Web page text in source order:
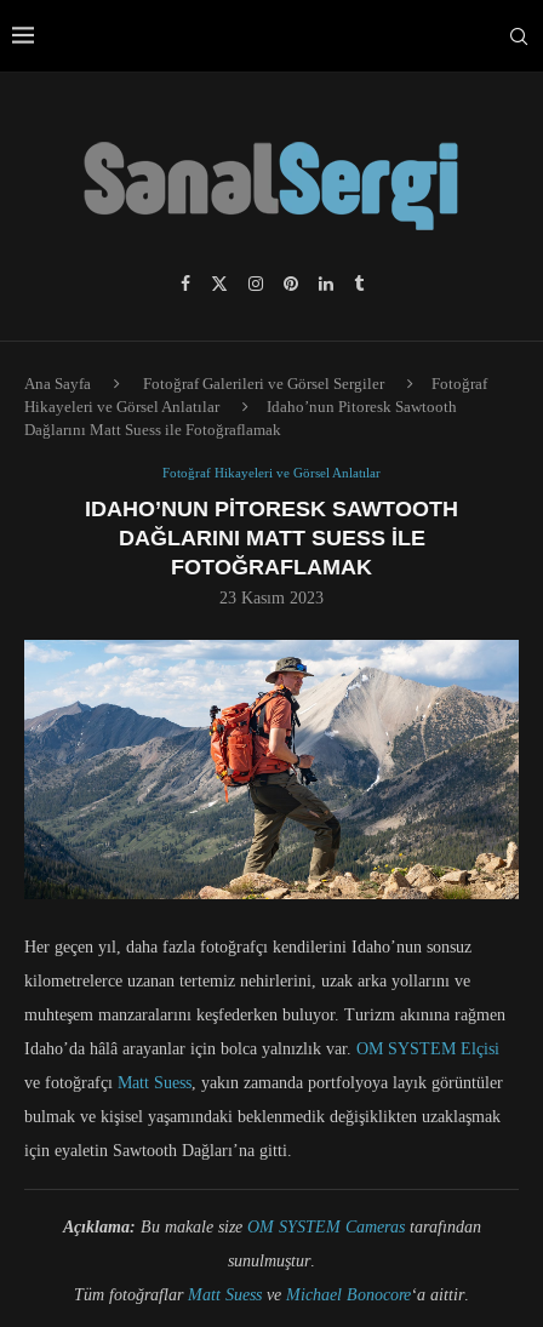
Ana Sayfa Fotoğraf Galerileri ve Görsel Sergiler
Fotoğraf
Hikayeleri ve Görsel Anlatılar
Idaho’nun Pitoresk Sawtooth
Dağlarını Matt Suess ile Fotoğraflamak
Fotoğraf Hikayeleri ve Görsel Anlatılar
IDAHO’NUN PITORESK SAWTOOTH
DAĞLARINI MATT SUESS ILE
FOTOĞRAFLAMAK
23 Kasım 2023
Her geçen yıl, daha fazla fotoğrafçı kendilerini Idaho’nun sonsuz
kilometrelerce uzanan tertemiz nehirlerini, uzak arka yollarını ve
muhteşem manzaralarını keşfederken buluyor. Turizm akınına rağmen
Idaho’da hâlâ arayanlar için bolca yalnızlık var. OM SYSTEM Elçisi
ve fotoğrafçı Matt Suess, yakın zamanda portfolyoya layık görüntüler
bulmak ve kişisel yaşamındaki beklenmedik değişiklikten uzaklaşmak
için eyaletin Sawtooth Dağları’na gitti.
Açıklama: Bu makale size OM SYSTEM Camerastarafından
sunulmuştur.
Tüm fotoğraflar Matt Suess ve Michael Bonocore‘a aittir.